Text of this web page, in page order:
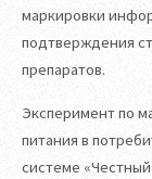
маркировки
подтверждения
препаратов.
Эксперимент по
питания в
системе